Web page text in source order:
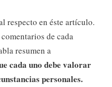
respecto en éste artículo.
de cada
resumen a
cada uno debe valorar
personales.